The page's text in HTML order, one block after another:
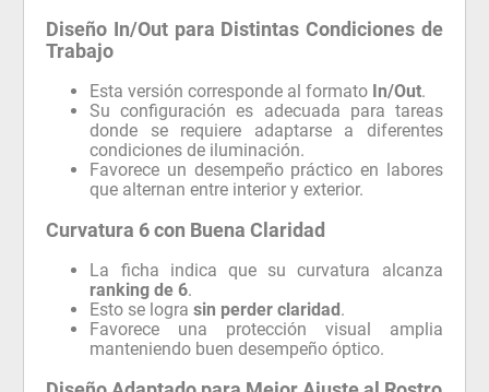
Diseño In/Out para Distintas Condiciones de
Trabajo
Esta versión corresponde al formato In/Out.
Su configuración es adecuada para tareas
donde se requiere adaptarse a diferentes
condiciones de iluminación.
Favorece un desempeño práctico en labores
que alternan entre interior y exterior.
Curvatura 6 con Buena Claridad
La ficha indica que su curvatura alcanza
ranking de 6.
Esto se lograsin perder claridad.
Favorece una protección visual amplia
manteniendo buen desempeño óptico.